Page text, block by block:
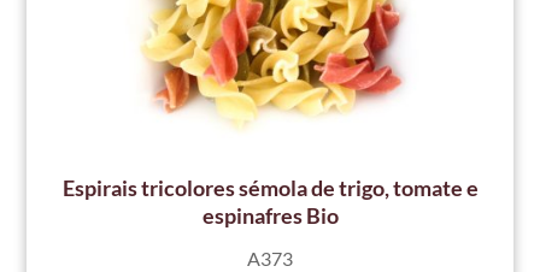
Espirais tricolores sémola de trigo, tomate e
espinafres Bio
A373